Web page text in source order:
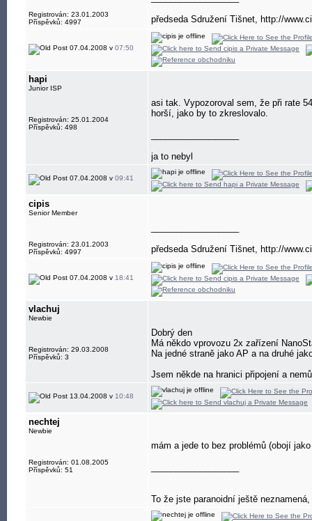
Registrován: 23.01.2003
Příspěvků: 4997
předseda Sdružení Tišnet, http://
07.04.2008 v 07:50
hapi
Junior ISP
Registrován: 25.01.2004
Příspěvků: 498
asi tak. Vypozoroval sem, že při rate
horší, jako by to zkreslovalo.
ja to nebyl
07.04.2008 v 09:41
cipis
Senior Member
Registrován: 23.01.2003
Příspěvků: 4997
předseda Sdružení Tišnet, http://
07.04.2008 v 18:41
vlachuj
Newbie
Registrován: 29.03.2008
Příspěvků: 3
Dobrý den
Má někdo vprovozu 2x zařízení
Na jedné straně jako AP a na druhé
Jsem někde na hranici připojení a
13.04.2008 v 10:48
nechtej
Newbie
Registrován: 01.08.2005
Příspěvků: 51
mám a jede to bez problémů (obojí jako
To že jste paranoidní ještě